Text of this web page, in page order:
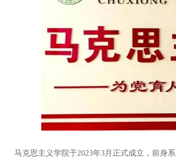
马克思主义学院于2023年3月正式成立，前身